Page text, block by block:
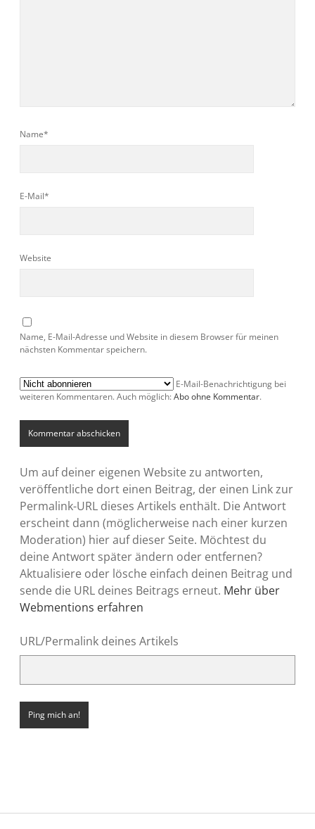
Name*
E-Mail*
Website
Name, E-Mail-Adresse und Website in diesem Browser für meinen
nächsten Kommentar speichern.
E-Mail-Benachrichtigung bei
weiteren Kommentaren. Auch möglich: Abo ohne Kommentar.
Um auf deiner eigenen Website zu antworten,
veröffentliche dort einen Beitrag, der einen Link zur
Permalink-URL dieses Artikels enthält. Die Antwort
erscheint dann (möglicherweise nach einer kurzen
Moderation) hier auf dieser Seite. Möchtest du
deine Antwort später ändern oder entfernen?
Aktualisiere oder lösche einfach deinen Beitrag und
sende die URL deines Beitrags erneut. Mehr über
Webmentions erfahren
URL/Permalink deines Artikels